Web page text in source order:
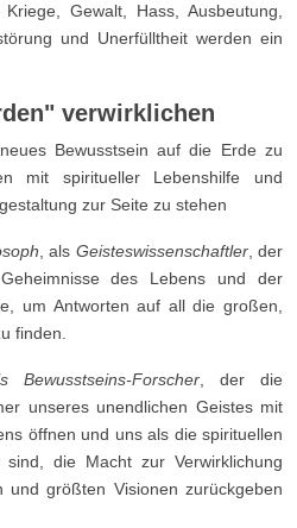
Gewalt, Hass, Ausbeutung,
und Unerfülltheit werden ein
verwirklichen
Bewusstsein auf die Erde zu
mit spiritueller Lebenshilfe und
zur Seite zu stehen
, als Geisteswissenschaftler, der
des Lebens und der
um Antworten auf all die großen,
finden.
Bewusstseins-Forscher , der die
unseres unendlichen Geistes mit
öffnen und uns als die spirituellen
die Macht zur Verwirklichung
und größten Visionen zurückgeben